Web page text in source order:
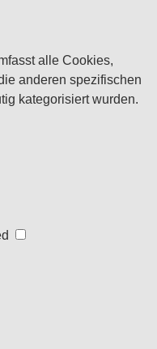
alle Cookies,
anderen spezifischen
kategorisiert wurden.